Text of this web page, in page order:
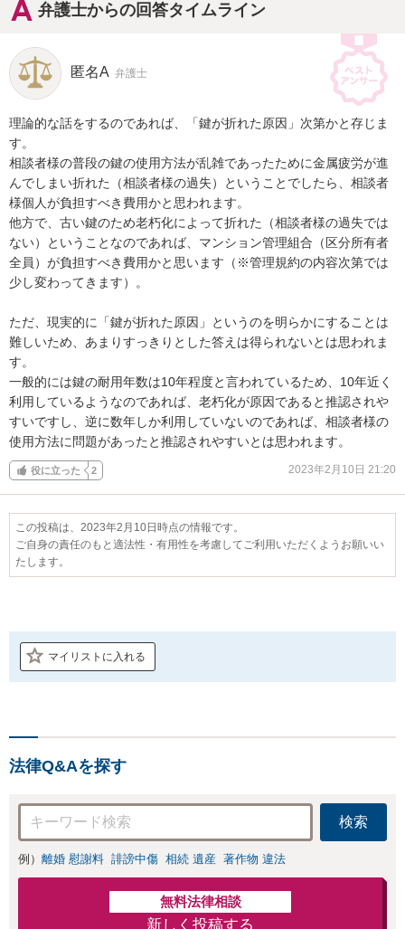
弁護士からの回答タイムライン
匿名A 弁護士
理論的な話をするのであれば、「鍵が折れた原因」次第かと存じま
す。
相談者様の普段の鍵の使用方法が乱雑であったために金属疲労が進
んでしまい折れた（相談者様の過失）ということでしたら、相談者
様個人が負担すべき費用かと思われます。
他方で、古い鍵のため老朽化によって折れた（相談者様の過失では
ない）ということなのであれば、マンション管理組合（区分所有者
全員）が負担すべき費用かと思います（※管理規約の内容次第では
少し変わってきます）。
ただ、現実的に「鍵が折れた原因」というのを明らかにすることは
難しいため、あまりすっきりとした答えは得られないとは思われま
す。
一般的には鍵の耐用年数は10年程度と言われているため、10年近く
利用しているようなのであれば、老朽化が原因であると推認されや
すいですし、逆に数年しか利用していないのであれば、相談者様の
使用方法に問題があったと推認されやすいとは思われます。
役に立った 2 2023年2月10日 21:20
この投稿は、2023年2月10日時点の情報です。
ご自身の責任のもと適法性・有用性を考慮してご利用いただくようお願いい
たします。
マイリストに入れる
法律Q&Aを探す
検索
例） 離婚 慰謝料 誹謗中傷 相続 遺産 著作物 違法
無料法律相談
新しく投稿する